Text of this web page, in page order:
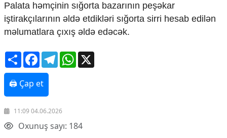
Ekologiya
Zəfər - 5
Gənclər və İdman
Media və QHT
Hadisə
Sağlamlıq
Sosium
Mənəvi dəyərlər
Texnologiya
Mətbuat-150
Əlaqə
Palata həmçinin sığorta bazarının peşəkar
iştirakçılarının əldə etdikləri sığorta sirri hesab edilən
məlumatlara çıxış əldə edəcək.
ShareFacebookTelegramWhatsApp
🖨 Çap et
11:09 04.06.2026
Oxunuş sayı: 184